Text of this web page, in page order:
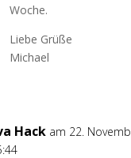
Woche.
Liebe Grüße
Michael
Hack am 22.